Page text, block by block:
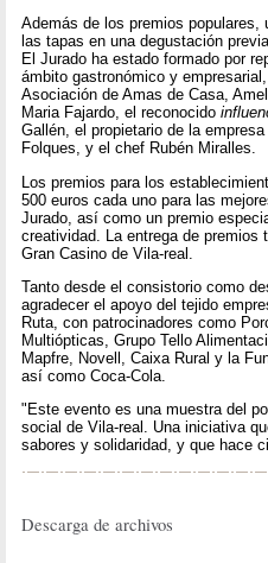
Además de los premios populares,
las tapas en una degustación
El Jurado ha estado formado por
ámbito gastronómico y
Asociación de Amas de Casa,
Maria Fajardo, el reconocido
Gallén, el propietario de la
Folques, y el chef Rubén Miralles.
Los premios para los
500 euros cada uno para las
Jurado, así como un premio
creatividad. La entrega de premios
Gran Casino de Vila-real.
Tanto desde el consistorio como
agradecer el apoyo del tejido
Ruta, con patrocinadores como
Multiópticas, Grupo Tello
Mapfre, Novell, Caixa Rural y la
así como Coca-Cola.
"Este evento es una muestra del
social de Vila-real. Una iniciativa
sabores y solidaridad, y que hace
Descarga de archivos